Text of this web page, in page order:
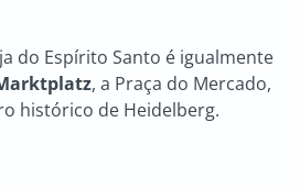
do Espírito Santo é igualmente
, a Praça do Mercado,
histórico de Heidelberg.